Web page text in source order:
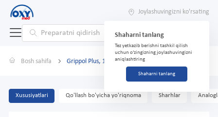
Joylashuvingizni ko'rsating
Shaharni tanlang
Tez yetkazib berishni tashkil qilish
uchun o'zingizning joylashuvingizni
aniqlashtiring
Shaharni tanlang
Bosh sahifa Grippol Plus, 1 doza, 0,5 ml, ampulalar № 5
Xususiyatlari Qo'llash bo'yicha yo'riqnoma Sharhlar